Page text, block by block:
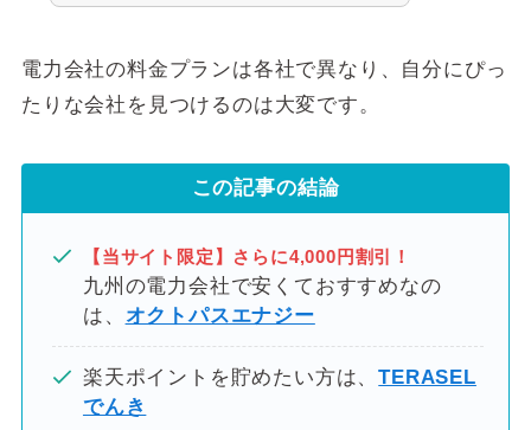
電力会社の料金プランは各社で異なり、自分にぴっ
たりな会社を見つけるのは大変です。
この記事の結論
【当サイト限定】さらに4,000円割引！
九州の電力会社で安くておすすめなの
は、 オクトパスエナジー
楽天ポイントを貯めたい方は、TERASEL
でんき